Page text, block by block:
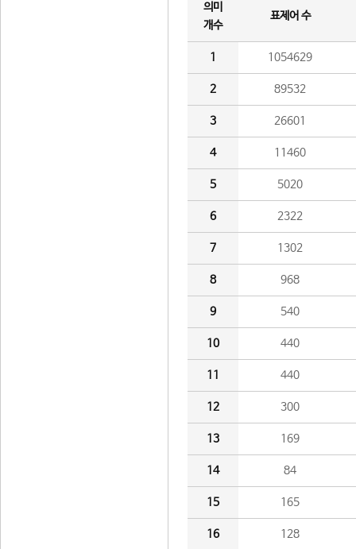
의미
개수
표제어 수
1 1054629
2 89532
3 26601
4 11460
5 5020
6 2322
7 1302
8 968
9 540
10 440
11 440
12 300
13 169
14 84
15 165
16 128